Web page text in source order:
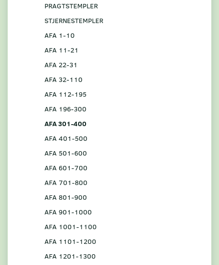
PRAGTSTEMPLER
STJERNESTEMPLER
AFA 1-10
AFA 11-21
AFA 22-31
AFA 32-110
AFA 112-195
AFA 196-300
AFA 301-400
AFA 401-500
AFA 501-600
AFA 601-700
AFA 701-800
AFA 801-900
AFA 901-1000
AFA 1001-1100
AFA 1101-1200
AFA 1201-1300